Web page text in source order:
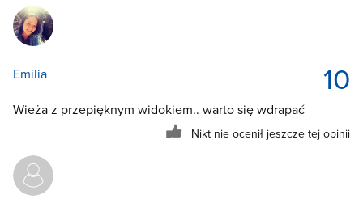
10
Emilia
Wieża z przepięknym widokiem.. warto się wdrapać
Nikt nie ocenił jeszcze tej opinii